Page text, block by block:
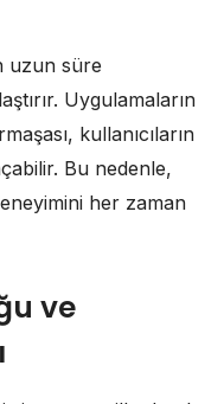
uzun süre
Uygulamaların
kullanıcıların
Bu nedenle,
her zaman
ve